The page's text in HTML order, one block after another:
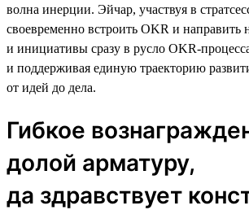
волна инерции. Эйчар, участвуя в
своевременно встроить OKR и направить
и инициативы сразу в русло OKR-
и поддерживая единую траекторию
от идей до дела.
Гибкое
долой арматуру,
да здравствует